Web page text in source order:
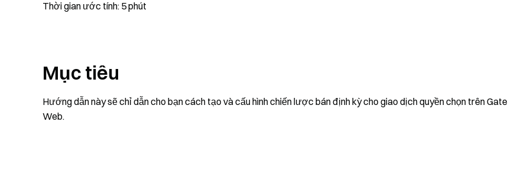
Thời gian ước tính: 5 phút
Mục tiêu
Hướng dẫn này sẽ chỉ dẫn cho bạn cách tạo và cấu hình chiến lược bán định kỳ cho giao dịch quyền chọn trên Gate
Web.